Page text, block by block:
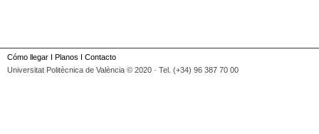
Cómo llegar I Planos I Contacto
Universitat Politècnica de València © 2020 · Tel. (+34) 96 387 70 00